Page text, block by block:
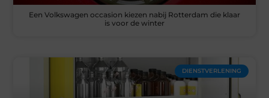
Een Volkswagen occasion kiezen nabij Rotterdam die klaar
is voor de winter
DIENSTVERLENING